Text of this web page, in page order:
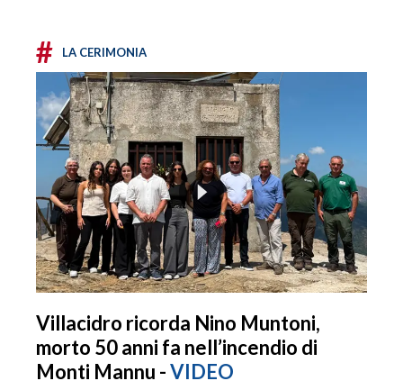
# LA CERIMONIA
Villacidro ricorda Nino Muntoni,
morto 50 anni fa nell’incendio di
Monti Mannu -VIDEO